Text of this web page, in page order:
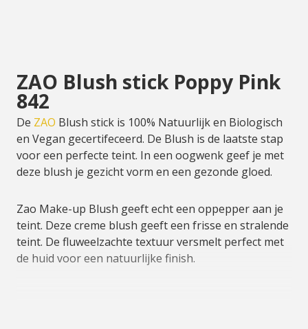
ZAO Blush stick Poppy Pink
842
De ZAO Blush stick is 100% Natuurlijk en Biologisch
en Vegan gecertifeceerd. De Blush is de laatste stap
voor een perfecte teint. In een oogwenk geef je met
deze blush je gezicht vorm en een gezonde gloed.
Zao Make-up Blush geeft echt een oppepper aan je
teint. Deze creme blush geeft een frisse en stralende
teint. De fluweelzachte textuur versmelt perfect met
de huid voor een natuurlijke finish.